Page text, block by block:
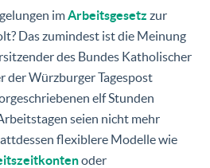
imArbeitsgesetz zur
Das zumindest ist die Meinung
des Bundes Katholischer
der Würzburger Tagespost
elf Stunden
seien nicht mehr
flexiblere Modelle wie
oder